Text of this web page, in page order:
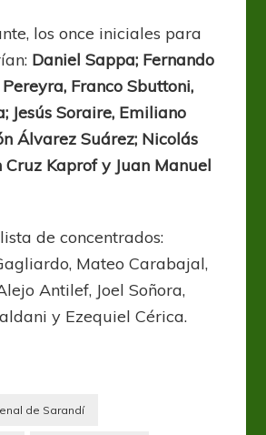
los once iniciales para
Daniel Sappa; Fernando
Franco Sbuttoni,
Jesús Soraire, Emiliano
Álvarez Suárez; Nicolás
Cruz Kaprof y Juan Manuel
de concentrados:
Mateo Carabajal,
Antilef, Joel Soñora,
y Ezequiel Cérica.
de Sarandí